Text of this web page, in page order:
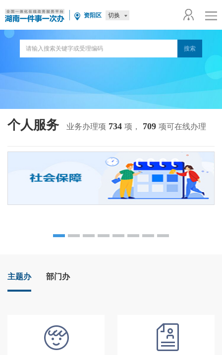
资阳区 切换
个人服务 业务办理项 734 项， 709 项可在线办理
主题办 部门办